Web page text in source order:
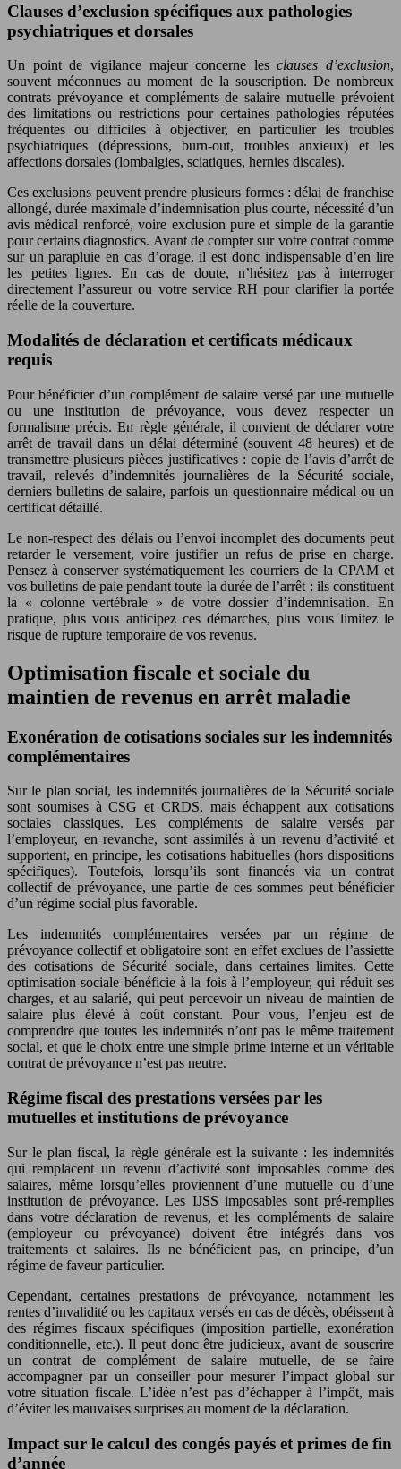
Clauses d’exclusion spécifiques aux pathologies
psychiatriques et dorsales
Un point de vigilance majeur concerne lesclauses d’exclusion,
souvent méconnues au moment de la souscription. De nombreux
contrats prévoyance et compléments de salaire mutuelle prévoient
des limitations ou restrictions pour certaines pathologies réputées
fréquentes ou difficiles à objectiver, en particulier les troubles
psychiatriques (dépressions, burn-out, troubles anxieux) et les
affections dorsales (lombalgies, sciatiques, hernies discales).
Ces exclusions peuvent prendre plusieurs formes : délai de franchise
allongé, durée maximale d’indemnisation plus courte, nécessité d’un
avis médical renforcé, voire exclusion pure et simple de la garantie
pour certains diagnostics. Avant de compter sur votre contrat comme
sur un parapluie en cas d’orage, il est donc indispensable d’en lire
les petites lignes. En cas de doute, n’hésitez pas à interroger
directement l’assureur ou votre service RH pour clarifier la portée
réelle de la couverture.
Modalités de déclaration et certificats médicaux
requis
Pour bénéficier d’un complément de salaire versé par une mutuelle
ou une institution de prévoyance, vous devez respecter un
formalisme précis. En règle générale, il convient de déclarer votre
arrêt de travail dans un délai déterminé (souvent 48 heures) et de
transmettre plusieurs pièces justificatives : copie de l’avis d’arrêt de
travail, relevés d’indemnités journalières de la Sécurité sociale,
derniers bulletins de salaire, parfois un questionnaire médical ou un
certificat détaillé.
Le non-respect des délais ou l’envoi incomplet des documents peut
retarder le versement, voire justifier un refus de prise en charge.
Pensez à conserver systématiquement les courriers de la CPAM et
vos bulletins de paie pendant toute la durée de l’arrêt : ils constituent
la « colonne vertébrale » de votre dossier d’indemnisation. En
pratique, plus vous anticipez ces démarches, plus vous limitez le
risque de rupture temporaire de vos revenus.
Optimisation fiscale et sociale du
maintien de revenus en arrêt maladie
Exonération de cotisations sociales sur les indemnités
complémentaires
Sur le plan social, les indemnités journalières de la Sécurité sociale
sont soumises à CSG et CRDS, mais échappent aux cotisations
sociales classiques. Les compléments de salaire versés par
l’employeur, en revanche, sont assimilés à un revenu d’activité et
supportent, en principe, les cotisations habituelles (hors dispositions
spécifiques). Toutefois, lorsqu’ils sont financés via un contrat
collectif de prévoyance, une partie de ces sommes peut bénéficier
d’un régime social plus favorable.
Les indemnités complémentaires versées par un régime de
prévoyance collectif et obligatoire sont en effet exclues de l’assiette
des cotisations de Sécurité sociale, dans certaines limites. Cette
optimisation sociale bénéficie à la fois à l’employeur, qui réduit ses
charges, et au salarié, qui peut percevoir un niveau de maintien de
salaire plus élevé à coût constant. Pour vous, l’enjeu est de
comprendre que toutes les indemnités n’ont pas le même traitement
social, et que le choix entre une simple prime interne et un véritable
contrat de prévoyance n’est pas neutre.
Régime fiscal des prestations versées par les
mutuelles et institutions de prévoyance
Sur le plan fiscal, la règle générale est la suivante : les indemnités
qui remplacent un revenu d’activité sont imposables comme des
salaires, même lorsqu’elles proviennent d’une mutuelle ou d’une
institution de prévoyance. Les IJSS imposables sont pré-remplies
dans votre déclaration de revenus, et les compléments de salaire
(employeur ou prévoyance) doivent être intégrés dans vos
traitements et salaires. Ils ne bénéficient pas, en principe, d’un
régime de faveur particulier.
Cependant, certaines prestations de prévoyance, notamment les
rentes d’invalidité ou les capitaux versés en cas de décès, obéissent à
des régimes fiscaux spécifiques (imposition partielle, exonération
conditionnelle, etc.). Il peut donc être judicieux, avant de souscrire
un contrat de complément de salaire mutuelle, de se faire
accompagner par un conseiller pour mesurer l’impact global sur
votre situation fiscale. L’idée n’est pas d’échapper à l’impôt, mais
d’éviter les mauvaises surprises au moment de la déclaration.
Impact sur le calcul des congés payés et primes de fin
d’année